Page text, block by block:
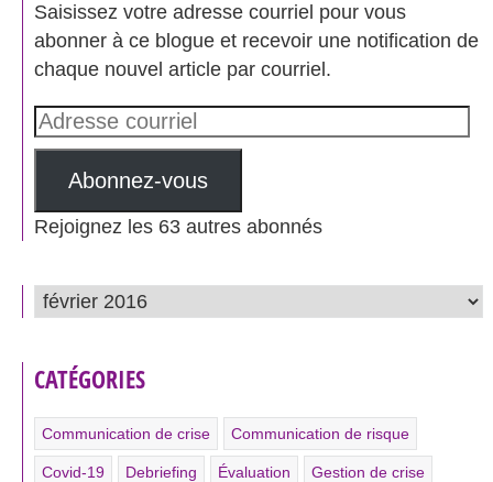
Saisissez votre adresse courriel pour vous
abonner à ce blogue et recevoir une notification de
chaque nouvel article par courriel.
Adresse
courriel
Abonnez-vous
Rejoignez les 63 autres abonnés
ARCHIVES
CATÉGORIES
Communication de crise Communication de risque
Covid-19 Debriefing Évaluation Gestion de crise